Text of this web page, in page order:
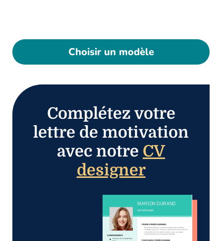
Choisir un modèle
Complétez votre
lettre de motivation
avec notre CV
designer